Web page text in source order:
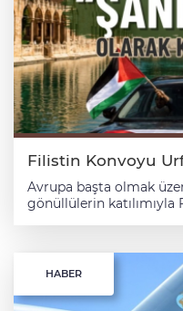
Filistin Konvoyu
Avrupa başta olmak
gönüllülerin katılımıyla
kentte geniş katılımlı
planlanıyor. Şanlıurfa Sivil Toplum Kuruluşları
Platformu
Filistin halkıyla
HABER